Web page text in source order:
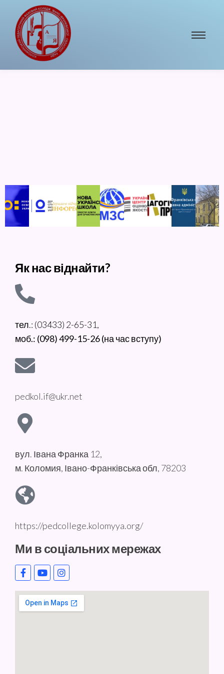
Як нас віднайти?
тел.: (03433) 2-65-31,
моб.: (098) 499-15-26 (на час вступу)
pedkol.if@ukr.net
вул. Івана Франка 12,
м. Коломия, Івано-Франківська обл, 78203
https://pedcollege.kolomyya.org/
Ми в соціальних мережах